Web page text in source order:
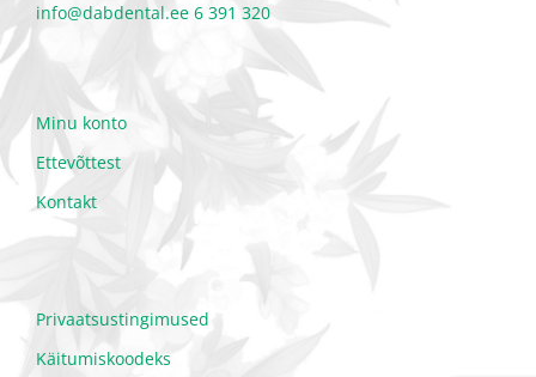
info@dabdental.ee 6 391 320
Minu konto
Ettevõttest
Kontakt
Privaatsustingimused
Käitumiskoodeks